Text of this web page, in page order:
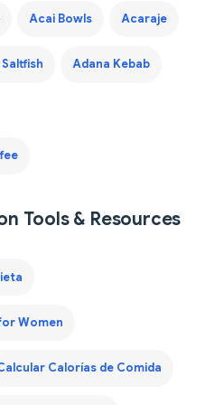
Acai Bowls Acaraje
Adana Kebab
Tools & Resources
Women
Calorías de Comida